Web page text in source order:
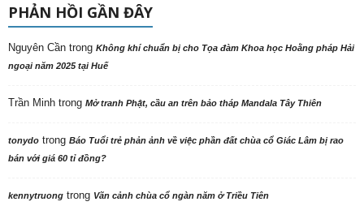
PHẢN HỒI GẦN ĐÂY
Nguyên Cần trong Không khí chuẩn bị cho Tọa đàm Khoa học Hoằng pháp Hải
ngoại năm 2025 tại Huế
Trần Minh trong Mở tranh Phật, cầu an trên bảo tháp Mandala Tây Thiên
tonydo trong Báo Tuổi trẻ phản ảnh về việc phần đất chùa cổ Giác Lâm bị rao
bán với giá 60 tỉ đồng?
kennytruong trong Vãn cảnh chùa cổ ngàn năm ở Triều Tiên